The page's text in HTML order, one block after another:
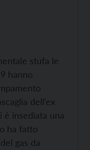
stufa le
hanno
dell’ex
è insediata una
ha fatto
gas da